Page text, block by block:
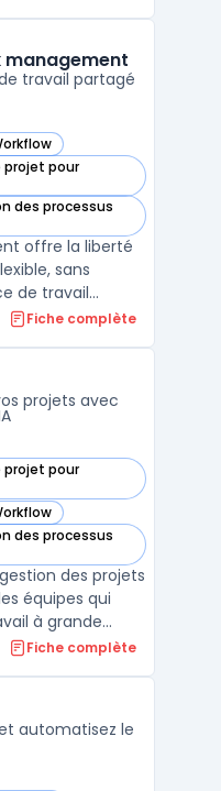
travail partagé
dans cette catégorie
projet pour
dans cette catégorie
des processus
dans cette catégorie
offre la liberté
sans
de travail
la
gérer
d ...
Fiche complète
projets avec
projet pour
catégorie
catégorie
des processus
catégorie
des projets
équipes qui
à grande
cloud permet à
dans un
Fiche complète
automatisez le